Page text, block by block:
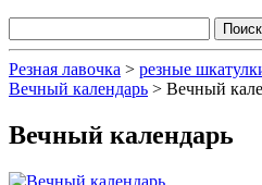
Резная лавочка > резные
Вечный календарь > Вечный
Вечный календарь